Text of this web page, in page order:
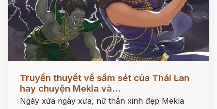
Đọc ngay
Truyền thuyết về sấm sét của Thái Lan
hay chuyện Mekla và...
Ngày xửa ngày xưa, nữ thần xinh đẹp Mekla